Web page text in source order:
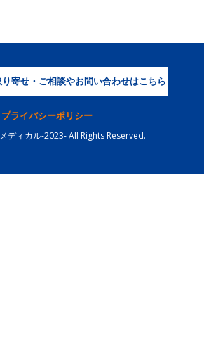
寄せ・ご相談やお問い合わせはこちら
プライバシーポリシー
ディカル-2023- All Rights Reserved.